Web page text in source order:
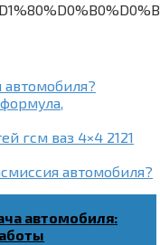
автомобиля?
гсм ваз 4×4 2121
автомобиля?
автомобиля: